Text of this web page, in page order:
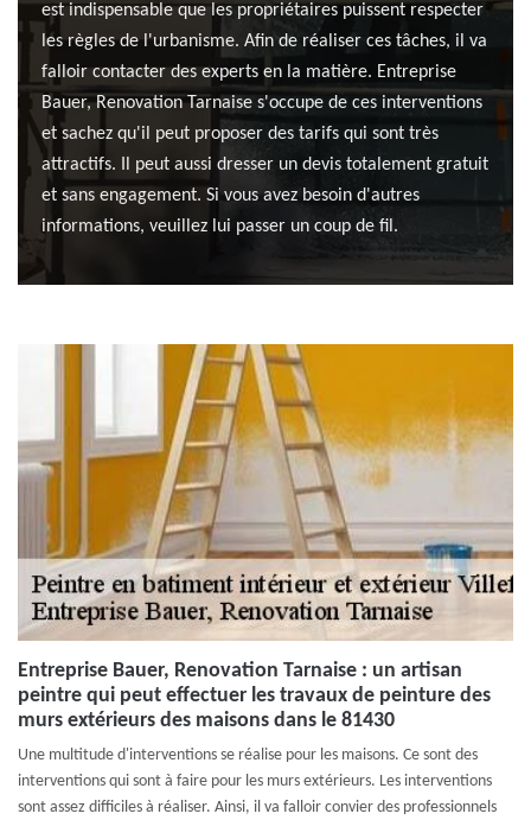
est indispensable que les propriétaires puissent respecter
les règles de l'urbanisme. Afin de réaliser ces tâches, il va
falloir contacter des experts en la matière. Entreprise
Bauer, Renovation Tarnaise s'occupe de ces interventions
et sachez qu'il peut proposer des tarifs qui sont très
attractifs. Il peut aussi dresser un devis totalement gratuit
et sans engagement. Si vous avez besoin d'autres
informations, veuillez lui passer un coup de fil.
Entreprise Bauer, Renovation Tarnaise : un artisan
peintre qui peut effectuer les travaux de peinture des
murs extérieurs des maisons dans le 81430
Une multitude d'interventions se réalise pour les maisons. Ce sont des
interventions qui sont à faire pour les murs extérieurs. Les interventions
sont assez difficiles à réaliser. Ainsi, il va falloir convier des professionnels